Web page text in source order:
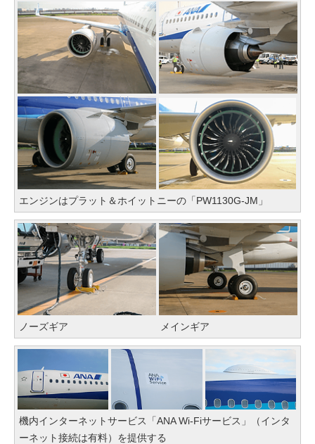
エンジンはプラット＆ホイットニーの「PW1130G-JM」
ノーズギア メインギア
機内インターネットサービス「ANA Wi-Fiサービス」（インタ
ーネット接続は有料）を提供する